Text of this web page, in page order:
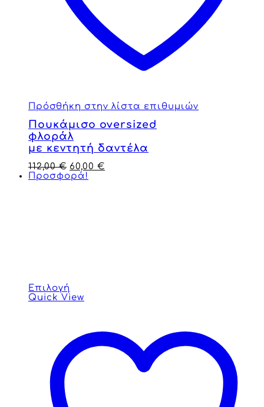
Πρόσθήκη στην λίστα επιθυμιών
Πουκάμισο oversized
φλοράλ
με κεντητή δαντέλα
112,00€ 60,00 €
Προσφορά!
Επιλογή
Quick View